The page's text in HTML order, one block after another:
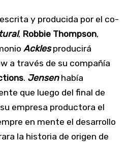
y producida por el co-
, Robbie Thompson,
Acklesproducirá
a través de su compañía
. Jensen había
que luego del final de
empresa productora el
en mente el desarrollo
la historia de origen de